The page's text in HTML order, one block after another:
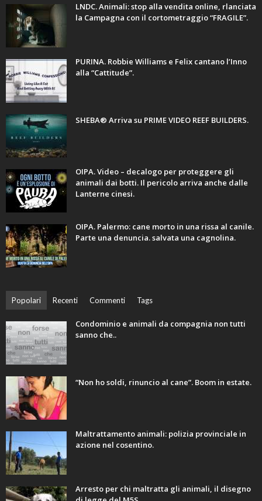
LNDC. Animali: stop alla vendita online, rlanciata
la Campagna con il cortometraggio “FRAGILE”.
PURINA. Robbie Williams e Felix cantano l’Inno
alla “Cattitude”.
SHEBA® Arriva su PRIME VIDEO REEF BUILDERS.
OIPA. Video – decalogo per proteggere gli
animali dai botti. Il pericolo arriva anche dalle
Lanterne cinesi.
OIPA. Palermo: cane morto in una rissa al canile.
Parte una denuncia. salvata una cagnolina.
Popolari Recenti Commenti Tags
Condominio e animali da compagnia non tutti
sanno che..
“Non ho soldi, rinuncio al cane”. Boom in estate.
Maltrattamento animali: polizia provinciale in
azione nel cosentino.
Arresto per chi maltratta gli animali, il disegno